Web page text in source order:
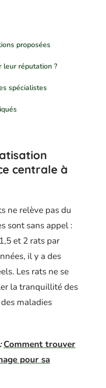
proposées
leur réputation ?
spécialistes
centrale à
ne relève pas du
sont sans appel :
et 2 rats par
il y a des
Les rats ne se
la tranquillité des
maladies
Comment trouver
pour sa